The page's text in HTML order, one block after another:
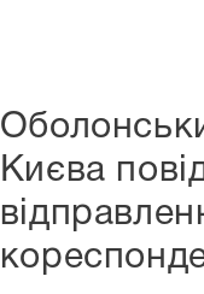
Києва